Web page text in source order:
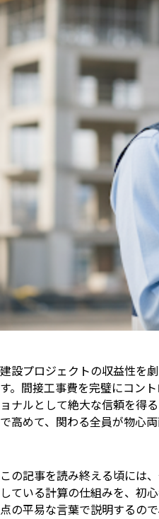
建設プロジェクトの収益性を
す。間接工事費を完璧にコン
ョナルとして絶大な信頼を得
で高めて、関わる全員が物心
この記事を読み終える頃には
している計算の仕組みを、初
点の平易な言葉で説明するの